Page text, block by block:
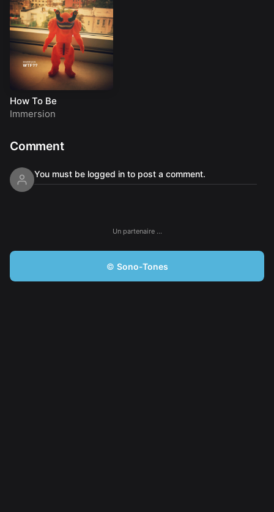
How To Be
Immersion
Comment
You must be logged in to post a comment.
Un partenaire …
© Sono-Tones